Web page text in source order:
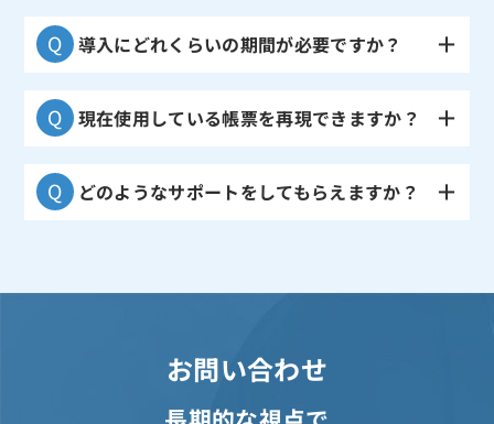
導入にどれくらいの期間が必要ですか？
現在使用している帳票を再現できますか？
どのようなサポートをしてもらえますか？
お問い合わせ